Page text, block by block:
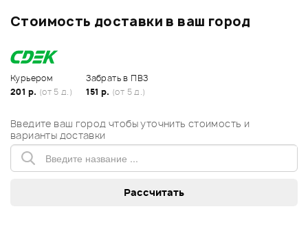
Стоимость доставки в ваш город
Курьером
201 р. (от 5 д.)
Забрать в ПВЗ
151 р. (от 5 д.)
Введите ваш город чтобы уточнить стоимость и
варианты доставки